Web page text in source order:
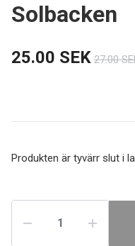
Solbacken
25.00 SEK 27.00
Produkten är tyvärr slut i